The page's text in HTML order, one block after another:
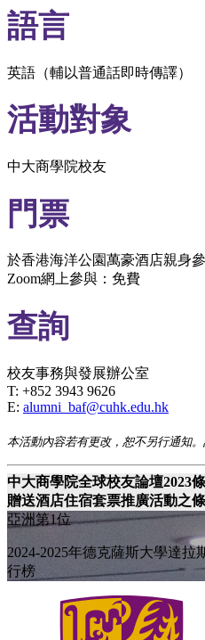
語言
英語（輔以普通話即時傳譯）
活動對象
中大商學院校友
門票
於香港海洋公園萬豪酒店親身
Zoom網上參與：免費
查詢
校友事務與發展辦公室
T: +852 3943 9626
E: alumni_baf@cuhk.edu.hk
本活動內容若有更改，恕不另行通知。
中大商學院全球校友論壇2023
贈送酒店住宿套票推廣活動之
亞洲第1位
2024-2025年德克薩斯大學達
行榜